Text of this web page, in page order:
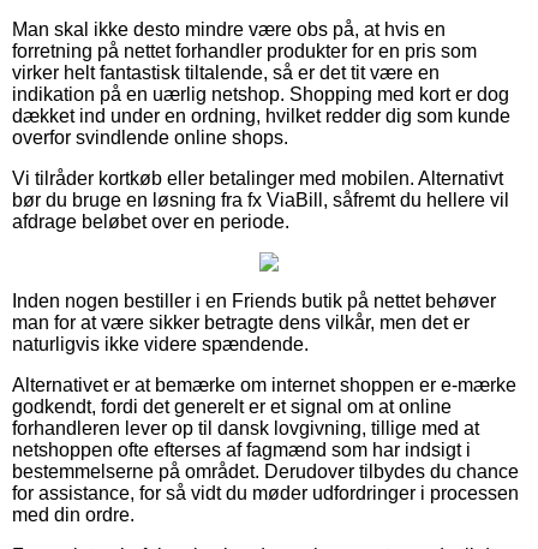
Man skal ikke desto mindre være obs på, at hvis en
forretning på nettet forhandler produkter for en pris som
virker helt fantastisk tiltalende, så er det tit være en
indikation på en uærlig netshop. Shopping med kort er dog
dækket ind under en ordning, hvilket redder dig som kunde
overfor svindlende online shops.
Vi tilråder kortkøb eller betalinger med mobilen. Alternativt
bør du bruge en løsning fra fx ViaBill, såfremt du hellere vil
afdrage beløbet over en periode.
Inden nogen bestiller i en Friends butik på nettet behøver
man for at være sikker betragte dens vilkår, men det er
naturligvis ikke videre spændende.
Alternativet er at bemærke om internet shoppen er e-mærke
godkendt, fordi det generelt er et signal om at online
forhandleren lever op til dansk lovgivning, tillige med at
netshoppen ofte efterses af fagmænd som har indsigt i
bestemmelserne på området. Derudover tilbydes du chance
for assistance, for så vidt du møder udfordringer i processen
med din ordre.